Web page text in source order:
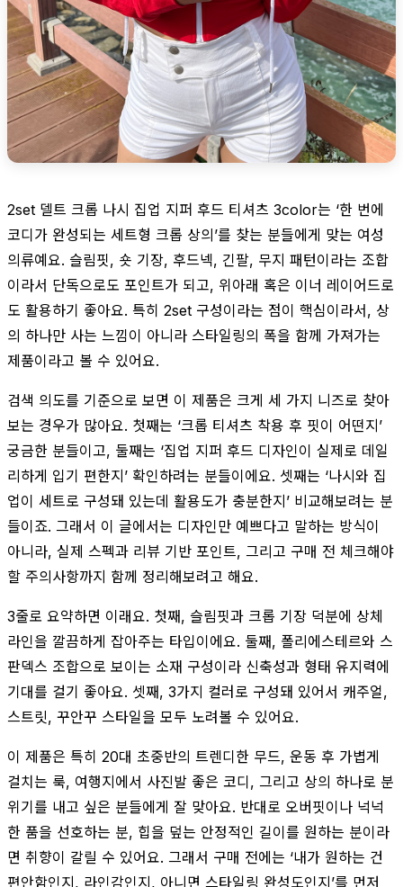
2set 델트 크롭 나시 집업 지퍼 후드 티셔츠 3color는 ‘한 번에
코디가 완성되는 세트형 크롭 상의’를 찾는 분들에게 맞는 여성
의류예요. 슬림핏, 숏 기장, 후드넥, 긴팔, 무지 패턴이라는 조합
이라서 단독으로도 포인트가 되고, 위아래 혹은 이너 레이어드로
도 활용하기 좋아요. 특히 2set 구성이라는 점이 핵심이라서, 상
의 하나만 사는 느낌이 아니라 스타일링의 폭을 함께 가져가는
제품이라고 볼 수 있어요.
검색 의도를 기준으로 보면 이 제품은 크게 세 가지 니즈로 찾아
보는 경우가 많아요. 첫째는 ‘크롭 티셔츠 착용 후 핏이 어떤지’
궁금한 분들이고, 둘째는 ‘집업 지퍼 후드 디자인이 실제로 데일
리하게 입기 편한지’ 확인하려는 분들이에요. 셋째는 ‘나시와 집
업이 세트로 구성돼 있는데 활용도가 충분한지’ 비교해보려는 분
들이죠. 그래서 이 글에서는 디자인만 예쁘다고 말하는 방식이
아니라, 실제 스펙과 리뷰 기반 포인트, 그리고 구매 전 체크해야
할 주의사항까지 함께 정리해보려고 해요.
3줄로 요약하면 이래요. 첫째, 슬림핏과 크롭 기장 덕분에 상체
라인을 깔끔하게 잡아주는 타입이에요. 둘째, 폴리에스테르와 스
판덱스 조합으로 보이는 소재 구성이라 신축성과 형태 유지력에
기대를 걸기 좋아요. 셋째, 3가지 컬러로 구성돼 있어서 캐주얼,
스트릿, 꾸안꾸 스타일을 모두 노려볼 수 있어요.
이 제품은 특히 20대 초중반의 트렌디한 무드, 운동 후 가볍게
걸치는 룩, 여행지에서 사진발 좋은 코디, 그리고 상의 하나로 분
위기를 내고 싶은 분들에게 잘 맞아요. 반대로 오버핏이나 넉넉
한 품을 선호하는 분, 힙을 덮는 안정적인 길이를 원하는 분이라
면 취향이 갈릴 수 있어요. 그래서 구매 전에는 ‘내가 원하는 건
편안함인지, 라인감인지, 아니면 스타일링 완성도인지’를 먼저